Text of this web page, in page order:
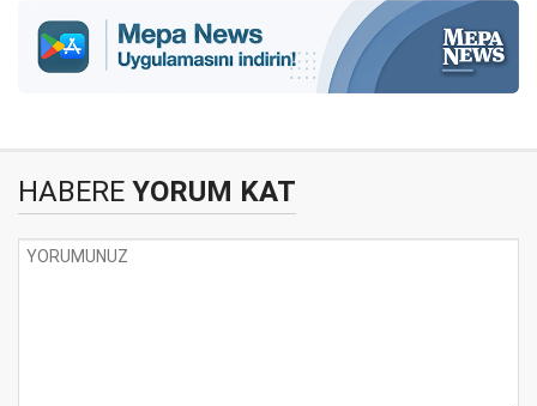
HABERE YORUM KAT